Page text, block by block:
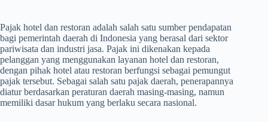
Pajak hotel dan restoran adalah salah satu sumber pendapatan
bagi pemerintah daerah di Indonesia yang berasal dari sektor
pariwisata dan industri jasa. Pajak ini dikenakan kepada
pelanggan yang menggunakan layanan hotel dan restoran,
dengan pihak hotel atau restoran berfungsi sebagai pemungut
pajak tersebut. Sebagai salah satu pajak daerah, penerapannya
diatur berdasarkan peraturan daerah masing-masing, namun
memiliki dasar hukum yang berlaku secara nasional.